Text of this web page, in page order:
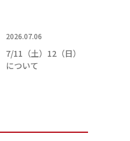
2026.07.06
7/11（土）12（日）
について